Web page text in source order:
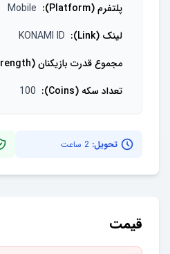
پلتفرم (Platform) :
Mobile
لینک (Link)
:
KONAMI ID
مجموع قدرت بازیکنان (Collective Strength)
تعداد سکه (Coins)
:
100
تحویل: 2 ساعت
قیمت